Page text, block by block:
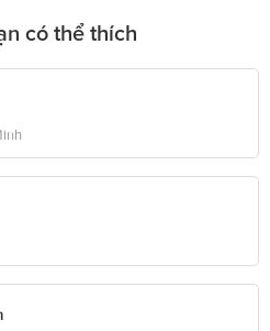
có thể thích